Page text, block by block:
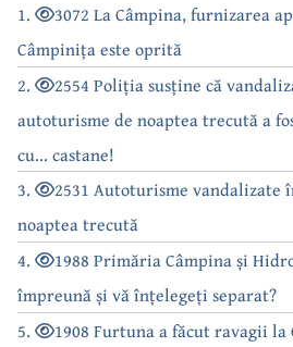
1.
3072 La Câmpina, furnizarea
Câmpinița este oprită
2.
2554 Poliția susține că
autoturisme de noaptea trecută a
cu... castane!
3.
2531 Autoturisme vandalizate
noaptea trecută
4.
1988 Primăria Câmpina și
împreună și vă înțelegeți separat?
5.
1908 Furtuna a făcut ravagii